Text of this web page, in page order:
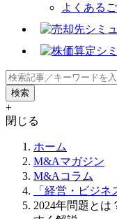
よくある
+
閉じる
ホーム
M&Aマガジン
M&Aコラム
「経営・ビジ
2024年問題と